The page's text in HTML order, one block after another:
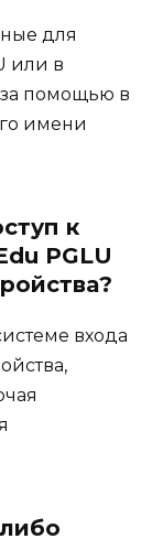
для
или в
помощью в
имени
к
PGLU
входа